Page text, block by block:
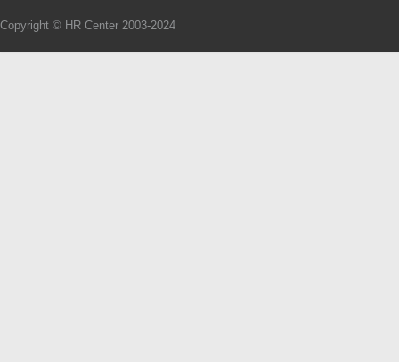
Copyright © HR Center 2003-2024